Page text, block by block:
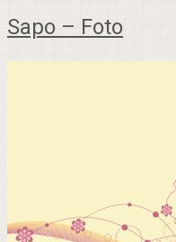
Sapo – Foto